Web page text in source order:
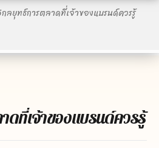
ลยุทธ์การตลาดที่เจ้าของแบรนด์ควรรู้
ที่เจ้าของแบรนด์ควรรู้